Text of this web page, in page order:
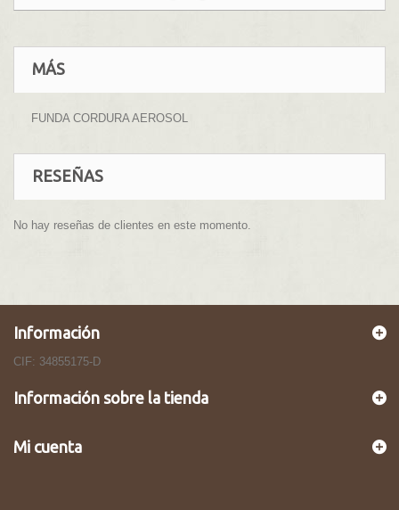
MÁS
FUNDA CORDURA AEROSOL
RESEÑAS
No hay reseñas de clientes en este momento.
Información
CIF: 34855175-D
Información sobre la tienda
Mi cuenta